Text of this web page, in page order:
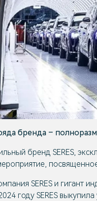
бренда –
бренд SERES,
SERES и гигант
году SERES